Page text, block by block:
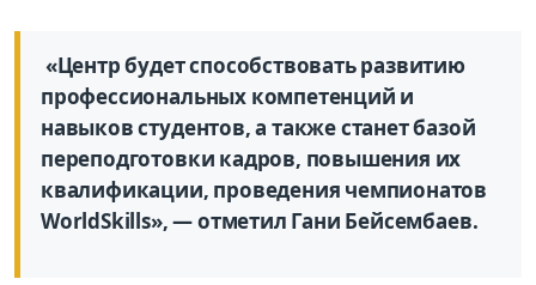
«Центр будет способствовать развитию
профессиональных компетенций и
навыков студентов, а также станет базой
переподготовки кадров, повышения их
квалификации, проведения чемпионатов
WorldSkills», — отметил Гани Бейсембаев.